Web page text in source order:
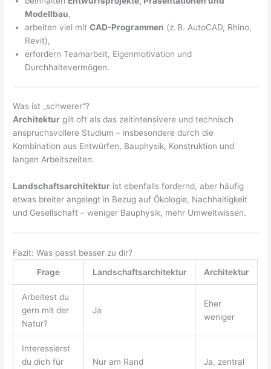
Modellbau,
arbeiten viel mitCAD-Programmen (z. B. AutoCAD, Rhino,
Revit),
erfordern Teamarbeit, Eigenmotivation und
Durchhaltevermögen.
Was ist „schwerer“?
Architektur gilt oft als das zeitintensivere und technisch
anspruchsvollere Studium – insbesondere durch die
Kombination aus Entwürfen, Bauphysik, Konstruktion und
langen Arbeitszeiten.
Landschaftsarchitektur ist ebenfalls fordernd, aber häufig
etwas breiter angelegt in Bezug auf Ökologie, Nachhaltigkeit
und Gesellschaft – weniger Bauphysik, mehr Umweltwissen.
Fazit: Was passt besser zu dir?
Frage
Landschaftsarchitektur Architektur
Arbeitest du
gern mit der
Natur?
Ja
Eher
weniger
Interessierst
du dich für
Nur am Rand Ja, zentral